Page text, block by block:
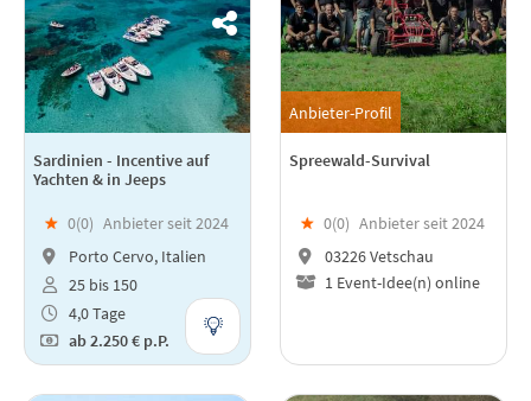
Sardinien - Incentive auf
Yachten & in Jeeps
★ 0(0) Anbieter seit 2024
Porto Cervo, Italien
25 bis 150
4,0 Tage
ab2.250 € p.P.
Anbieter-Profil
Spreewald-Survival
★ 0(0) Anbieter seit 2024
03226 Vetschau
1 Event-Idee(n) online